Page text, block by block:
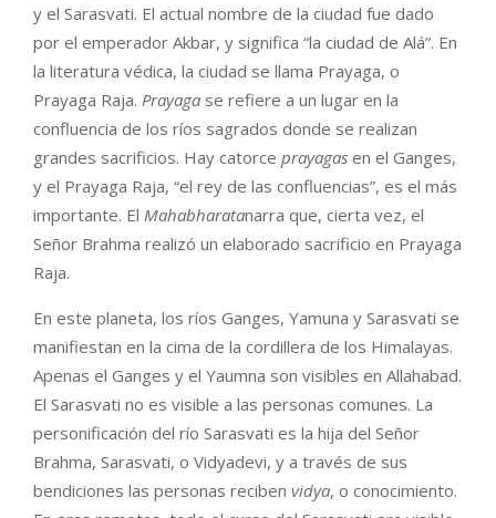
y el Sarasvati. El actual nombre de la ciudad fue dado
por el emperador Akbar, y significa “la ciudad de Alá”. En
la literatura védica, la ciudad se llama Prayaga, o
Prayaga Raja. Prayaga se refiere a un lugar en la
confluencia de los ríos sagrados donde se realizan
grandes sacrificios. Hay catorce prayagas en el Ganges,
y el Prayaga Raja, “el rey de las confluencias”, es el más
importante. El Mahabharatanarra que, cierta vez, el
Señor Brahma realizó un elaborado sacrificio en Prayaga
Raja.
En este planeta, los ríos Ganges, Yamuna y Sarasvati se
manifiestan en la cima de la cordillera de los Himalayas.
Apenas el Ganges y el Yaumna son visibles en Allahabad.
El Sarasvati no es visible a las personas comunes. La
personificación del río Sarasvati es la hija del Señor
Brahma, Sarasvati, o Vidyadevi, y a través de sus
bendiciones las personas reciben vidya, o conocimiento.